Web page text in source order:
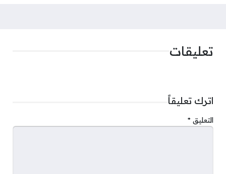
تعليقات
اترك تعليقاً
التعليق *